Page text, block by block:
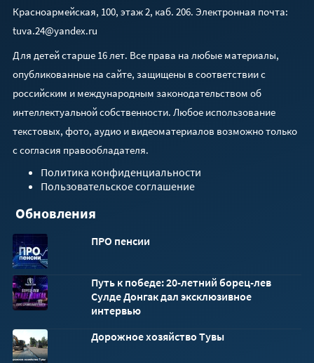
Красноармейская, 100, этаж 2, каб. 206. Электронная почта:
tuva.24@yandex.ru
Для детей старше 16 лет. Все права на любые материалы,
опубликованные на сайте, защищены в соответствии с
российским и международным законодательством об
интеллектуальной собственности. Любое использование
текстовых, фото, аудио и видеоматериалов возможно только
с согласия правообладателя.
Политика конфиденциальности
Пользовательское соглашение
Обновления
ПРО пенсии
Путь к победе: 20-летний борец-лев
Сулде Донгак дал эксклюзивное
интервью
Дорожное хозяйство Тувы